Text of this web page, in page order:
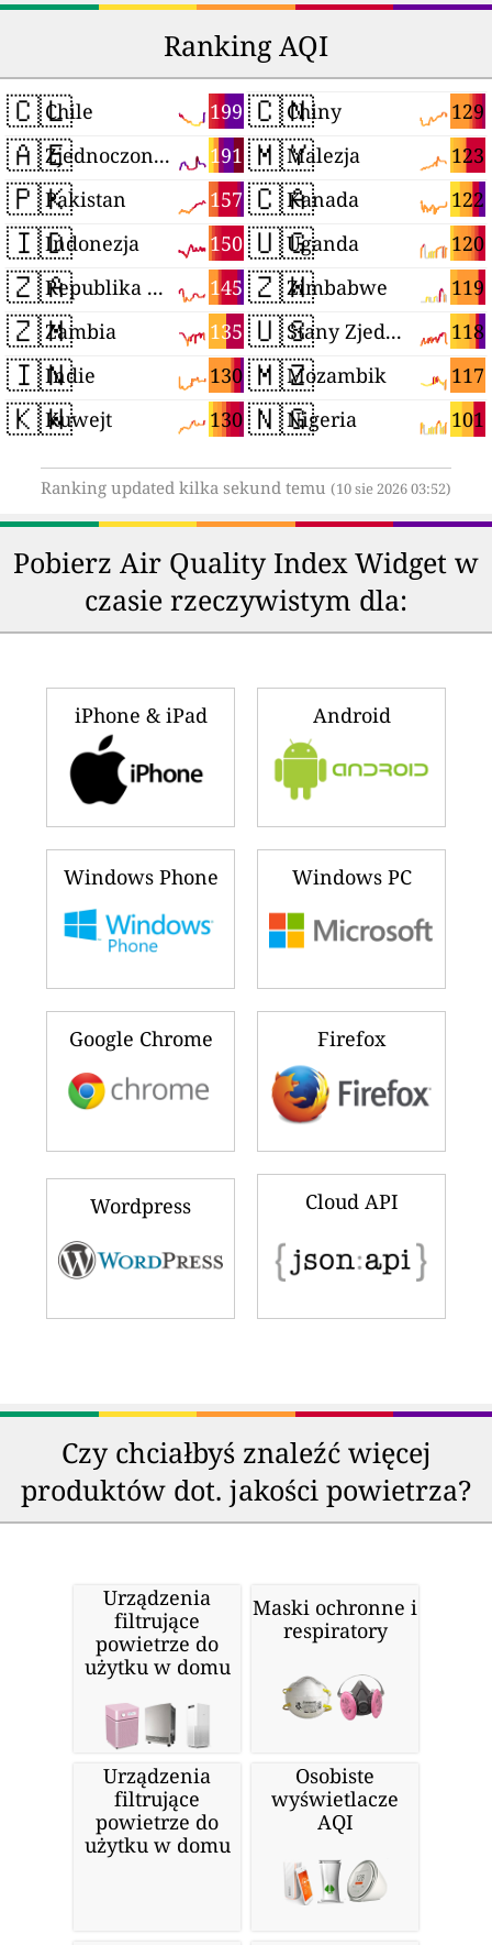
Ranking AQI
🇨🇱 199
Chile
🇦🇪 191
Zjednoczone Emiraty Arabskie
🇵🇰 157
Pakistan
🇮🇩 150
Indonezja
🇿🇦 145
Republika Południowej Afryki
🇿🇲 135
Zambia
🇮🇳 130
Indie
🇰🇼 130
Kuwejt
🇨🇳 129
Chiny
🇲🇾 123
Malezja
🇨🇦 122
Kanada
🇺🇬 120
Uganda
🇿🇼 119
Zimbabwe
🇺🇸 118
Stany Zjednoczone
🇲🇿 117
Mozambik
🇳🇬 101
Nigeria
Ranking updated kilka sekund temu (10 sie 2026 03:52)
Pobierz Air Quality Index Widget w
czasie rzeczywistym dla:
iPhone & iPad Android
Windows Phone Windows PC
Google Chrome Firefox
Wordpress Cloud API
Czy chciałbyś znaleźć więcej
produktów dot. jakości powietrza?
Urządzenia
filtrujące
powietrze do
użytku w domu
Maski ochronne i
respiratory
Urządzenia
filtrujące
powietrze do
użytku w domu
Osobiste
wyświetlacze
AQI